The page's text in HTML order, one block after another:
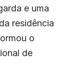
e uma
residência
o
de